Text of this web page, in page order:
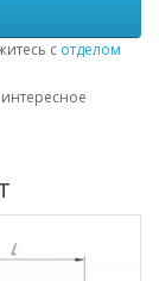
с отделом